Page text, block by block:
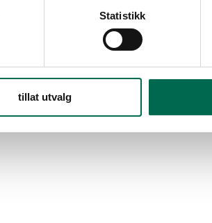
Statistikk
tillat utvalg